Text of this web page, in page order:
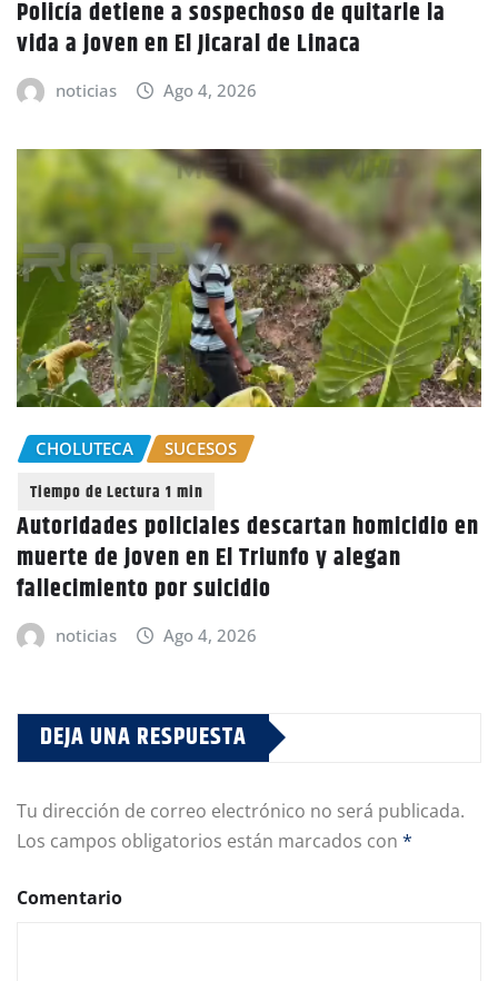
Policía detiene a sospechoso de quitarle la
vida a joven en El Jicaral de Linaca
noticias Ago 4, 2026
CHOLUTECA SUCESOS
Autoridades policiales descartan homicidio en
muerte de joven en El Triunfo y alegan
fallecimiento por suicidio
noticias Ago 4, 2026
DEJA UNA RESPUESTA
Tu dirección de correo electrónico no será publicada.
Los campos obligatorios están marcados con *
Comentario